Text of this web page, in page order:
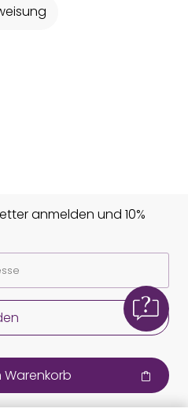
anmelden und 10%
Warenkorb